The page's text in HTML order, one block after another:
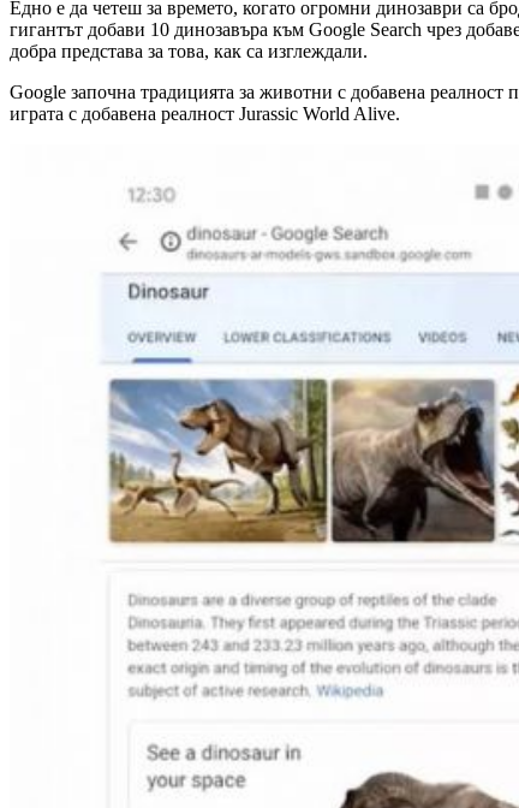
Едно е да четеш за времето, когато огромни динозаври са
гигантът добави 10 динозавъра към Google Search чрез
добра представа за това, как са изглеждали.
Google започна традицията за животни с добавена
играта с добавена реалност Jurassic World Alive.